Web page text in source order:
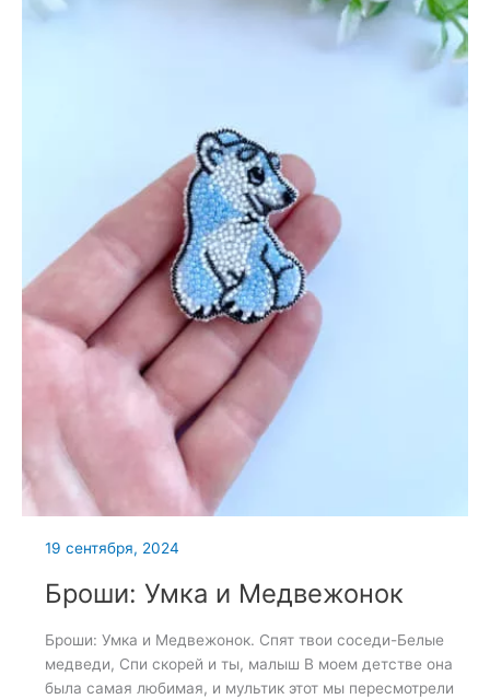
21
19 сентября, 2024
Броши: Умка и Медвежонок
Броши: Умка и Медвежонок. Спят твои соседи-Белые
медведи, Спи скорей и ты, малыш В моем детстве она
была самая любимая, и мультик этот мы пересмотрели